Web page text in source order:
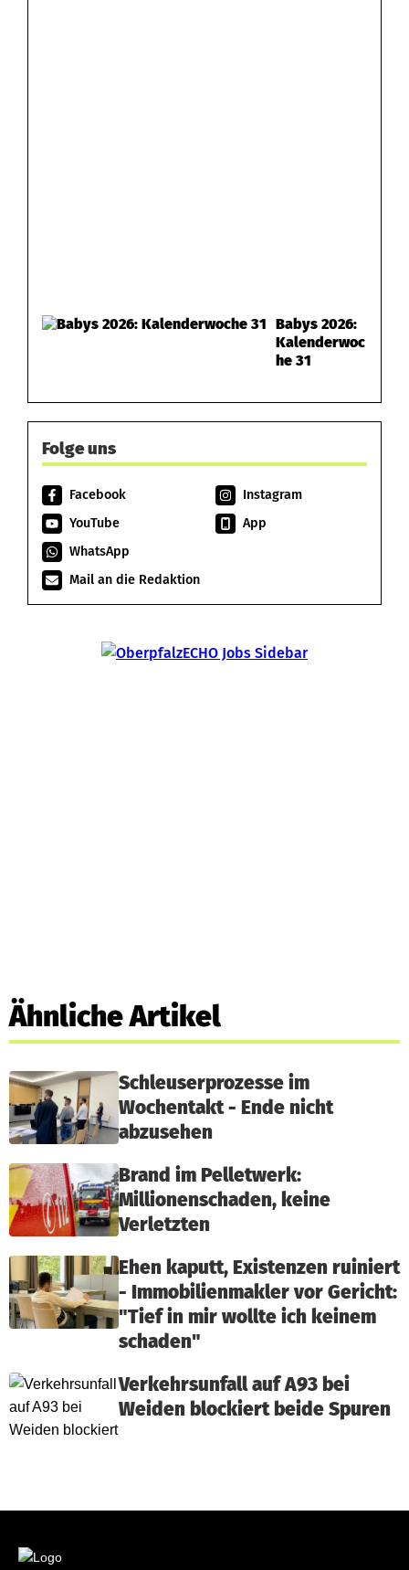
Babys 2026:
Kalenderwoc
he 31
Folge uns
Facebook
Instagram
YouTube
App
WhatsApp
Mail an die Redaktion
Ähnliche Artikel
Schleuserprozesse im
Wochentakt - Ende nicht
abzusehen
Brand im Pelletwerk:
Millionenschaden, keine
Verletzten
Ehen kaputt, Existenzen ruiniert
- Immobilienmakler vor Gericht:
"Tief in mir wollte ich keinem
schaden"
Verkehrsunfall auf A93 bei
Weiden blockiert beide Spuren